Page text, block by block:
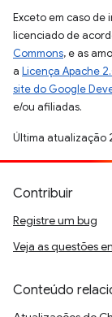
Exceto em caso
licenciado de
Commons, e as
a Licença Apache
site do Google
e/ou afiliadas.
Última atualização
Contribuir
Registre um bug
Veja as questões
Conteúdo